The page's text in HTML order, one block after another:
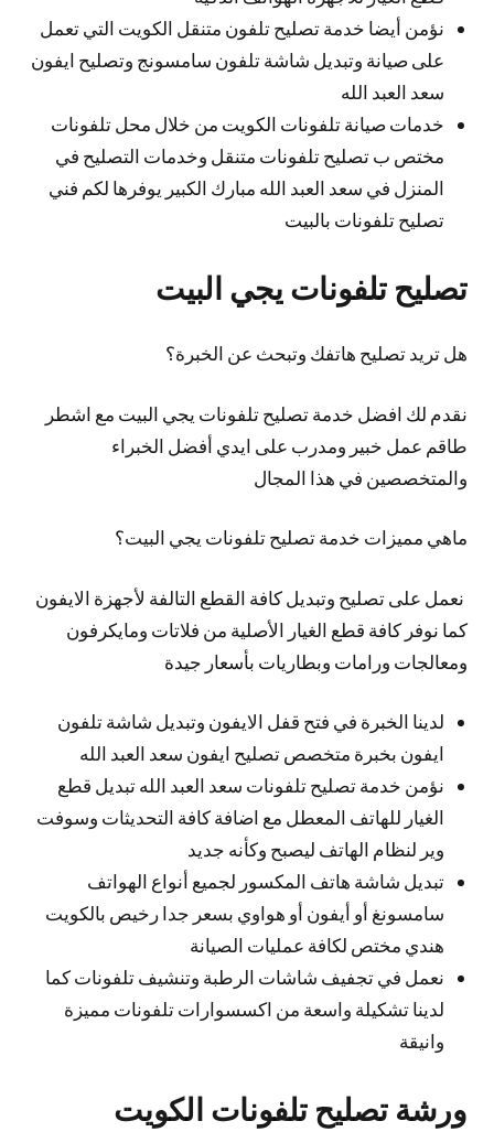
نؤمن أيضا خدمة تصليح تلفون متنقل الكويت التي تعمل
على صيانة وتبديل شاشة تلفون سامسونج وتصليح ايفون
سعد العبد الله
خدمات صيانة تلفونات الكويت من خلال محل تلفونات
مختص ب تصليح تلفونات متنقل وخدمات التصليح في
المنزل في سعد العبد الله مبارك الكبير يوفرها لكم فني
تصليح تلفونات بالبيت
تصليح تلفونات يجي البيت
هل تريد تصليح هاتفك وتبحث عن الخبرة؟
نقدم لك افضل خدمة تصليح تلفونات يجي البيت مع اشطر
طاقم عمل خبير ومدرب على ايدي أفضل الخبراء
والمتخصصين في هذا المجال
ماهي مميزات خدمة تصليح تلفونات يجي البيت؟
نعمل على تصليح وتبديل كافة القطع التالفة لأجهزة الايفون
كما نوفر كافة قطع الغيار الأصلية من فلاتات ومايكرفون
ومعالجات ورامات وبطاريات بأسعار جيدة
لدينا الخبرة في فتح قفل الايفون وتبديل شاشة تلفون
ايفون بخبرة متخصص تصليح ايفون سعد العبد الله
نؤمن خدمة تصليح تلفونات سعد العبد الله تبديل قطع
الغيار للهاتف المعطل مع اضافة كافة التحديثات وسوفت
وير لنظام الهاتف ليصبح وكأنه جديد
تبديل شاشة هاتف المكسور لجميع أنواع الهواتف
سامسونغ أو أيفون أو هواوي بسعر جدا رخيص بالكويت
هندي مختص لكافة عمليات الصيانة
نعمل في تجفيف شاشات الرطبة وتنشيف تلفونات كما
لدينا تشكيلة واسعة من اكسسوارات تلفونات مميزة
وانيقة
ورشة تصليح تلفونات الكويت